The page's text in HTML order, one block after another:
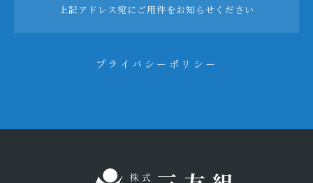
上記アドレス宛にご用件をお知らせください
プライバシーポリシー